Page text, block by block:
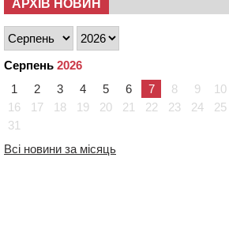
АРХІВ НОВИН
Серпень 2026
1
2 3 4 5 6 7 8 9 10
16
17 18 19 20 21 22 23 24 25
31
Всі новини за місяць